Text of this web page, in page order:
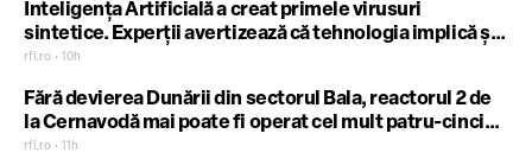
Inteligența Artificială a creat primele virusuri
sintetice. Experții avertizează că tehnologia implică și
riscuri majore de biosecuritate
rfi.ro • 10h
Fără devierea Dunării din sectorul Bala, reactorul 2 de
la Cernavodă mai poate fi operat cel mult patru-cinci
zile
rfi.ro • 11h